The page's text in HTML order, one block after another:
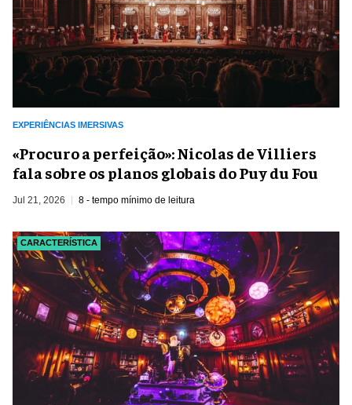
EXPERIÊNCIAS IMERSIVAS
​«Procuro a perfeição»: Nicolas de Villiers
fala sobre os planos globais do Puy du Fou
Jul 21, 2026 8 - tempo mínimo de leitura
CARACTERÍSTICA